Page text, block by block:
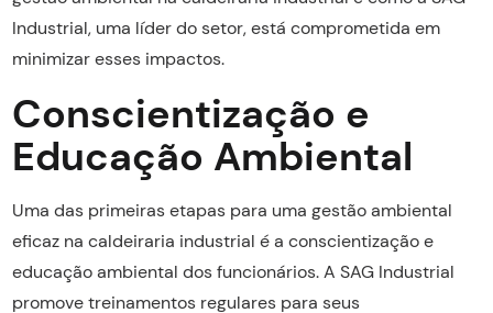
Industrial, uma líder do setor, está comprometida em
minimizar esses impactos.
Conscientização e
Educação Ambiental
Uma das primeiras etapas para uma gestão ambiental
eficaz na caldeiraria industrial é a conscientização e
educação ambiental dos funcionários. A SAG Industrial
promove treinamentos regulares para seus